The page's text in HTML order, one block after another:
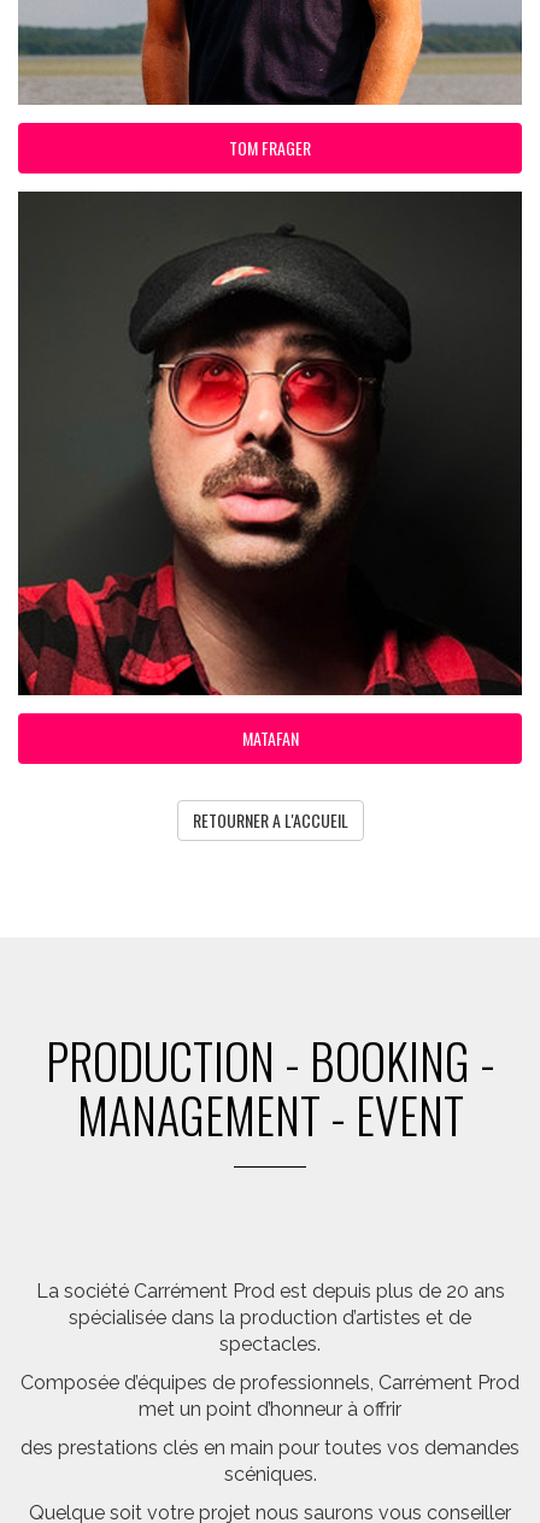
TOM FRAGER
MATAFAN
RETOURNER A L'ACCUEIL
PRODUCTION - BOOKING -
MANAGEMENT - EVENT
La société Carrément Prod est depuis plus de 20 ans
spécialisée dans la production d’artistes et de
spectacles.
Composée d’équipes de professionnels, Carrément Prod
met un point d’honneur à offrir
des prestations clés en main pour toutes vos demandes
scéniques.
Quelque soit votre projet nous saurons vous conseiller